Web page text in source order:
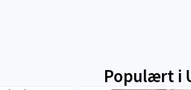
Populært i